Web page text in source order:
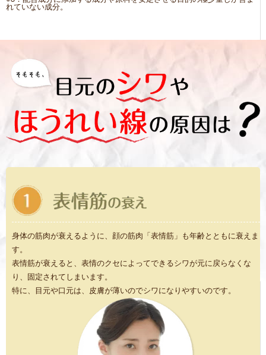
れていない成分。
身体の筋肉が衰えるように、顔の筋肉「表情筋」も年齢とともに衰えま
す。
表情筋が衰えると、表情のクセによってできるシワが元に戻らなくな
り、固定されてしまいます。
特に、目元や口元は、皮膚が薄いのでシワになりやすいのです。